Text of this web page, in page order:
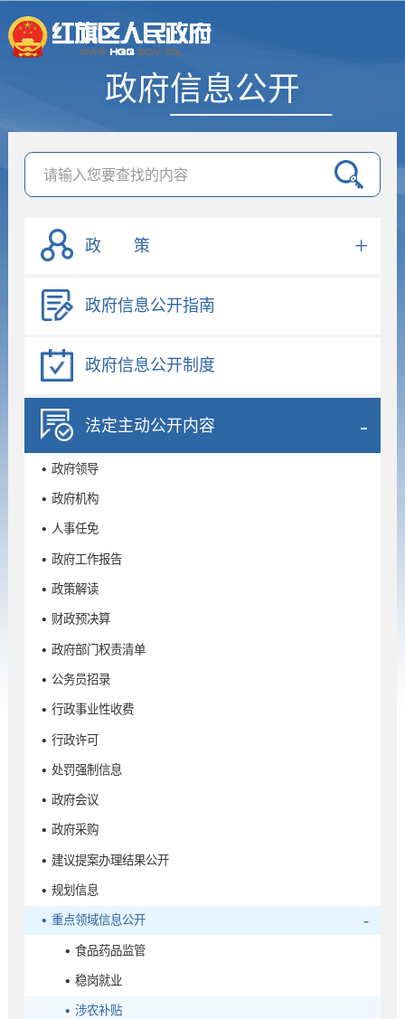
政府信息公开
政 策
政府信息公开指南
政府信息公开制度
法定主动公开内容
• 政府领导
• 政府机构
• 人事任免
• 政府工作报告
• 政策解读
• 财政预决算
• 政府部门权责清单
• 公务员招录
• 行政事业性收费
• 行政许可
• 处罚强制信息
• 政府会议
• 政府采购
• 建议提案办理结果公开
• 规划信息
• 重点领域信息公开
• 食品药品监管
• 稳岗就业
• 涉农补贴